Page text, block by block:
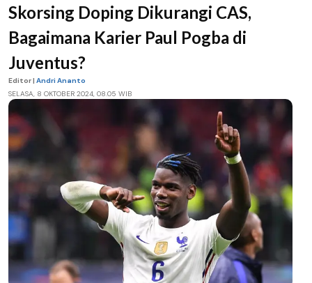
Skorsing Doping Dikurangi CAS,
Bagaimana Karier Paul Pogba di
Juventus?
Editor | Andri Ananto
SELASA, 8 OKTOBER 2024, 08.05 WIB